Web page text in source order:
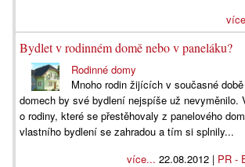
Bydlet v rodinném domě nebo v paneláku?
Rodinné domy
Mnoho rodin žijících v současné
domech by své bydlení nejspíše už nevyměnilo.
o rodiny, které se přestěhovaly z panelového
vlastního bydlení se zahradou a tím si splnily...
více... 22.08.2012 | PR -